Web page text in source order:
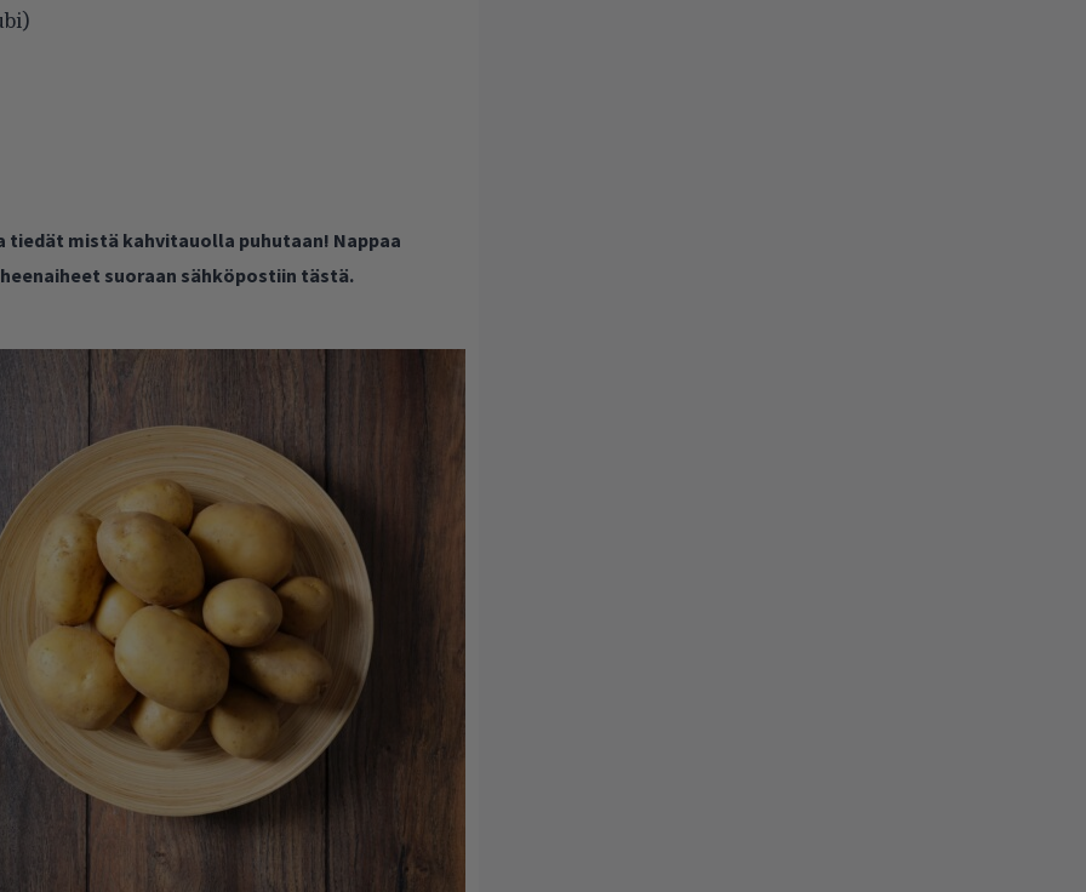
tiedät mistä kahvitauolla puhutaan! Nappaa
suoraan sähköpostiin tästä.